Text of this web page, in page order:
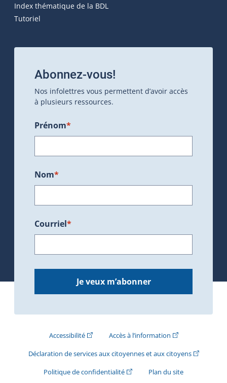
Index thématique de la BDL
Tutoriel
Abonnez-vous!
Nos infolettres vous permettent d’avoir accès
à plusieurs ressources.
Prénom*
Nom*
Courriel*
Je veux m’abonner
Accessibilité(Cet hyperlien externe s'ouvrira dans une
Accès à l’information(Cet hyperlien
Déclaration de services aux citoyennes et aux citoyens(Cet
Politique de confidentialité(Cet hyperlien externe s'ouvrira
Plan du site